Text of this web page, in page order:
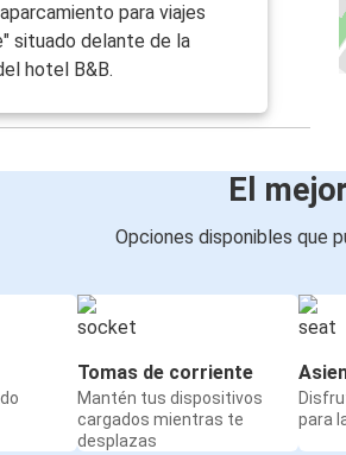
para viajes
situado delante de la
hotel B&B.
El
Opciones disponibles que
Tomas de corriente
Mantén tus dispositivos
cargados mientras te
desplazas
para